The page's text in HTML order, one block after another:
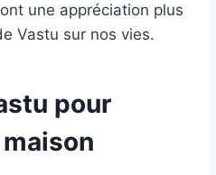
une appréciation plus
Vastu sur nos vies.
pour
maison